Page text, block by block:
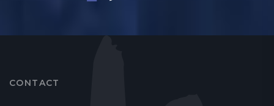
CONTACT